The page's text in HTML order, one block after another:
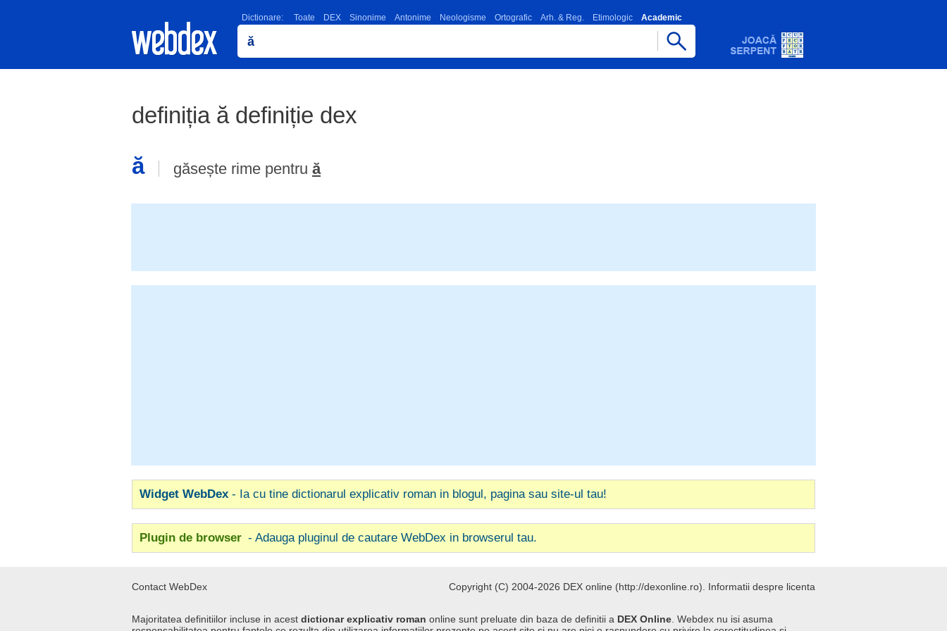
Dictionare: Toate DEX Sinonime Antonime Neologisme Ortografic Arh. & Reg. Etimologic Academic
definiția ă definiție dex
ă
găsește rime pentru ă
Widget WebDex - Ia cu tine dictionarul explicativ roman in blogul, pagina sau site-ul tau!
Plugin de browser - Adauga pluginul de cautare WebDex in browserul tau.
Contact WebDex Copyright (C) 2004-2026 DEX online (http://dexonline.ro). Informatii despre licenta
Majoritatea definitiilor incluse in acest dictionar explicativ roman online sunt preluate din baza de definitii a DEX Online . Webdex nu isi asuma